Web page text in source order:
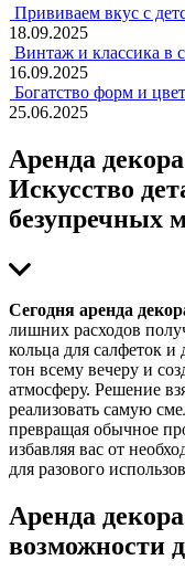
Прививаем вкус с
18.09.2025
Винтаж и классика в
16.09.2025
Богатство форм и
25.06.2025
Арeнда
Искусство
безупречных
Сегодня аренда
лишних расходов
кольца для салфеток и
тон всему вечеру и
атмосферу. Решение
реализовать самую
превращая обычное
избавляя вас от
для разового
Аренда
возможности